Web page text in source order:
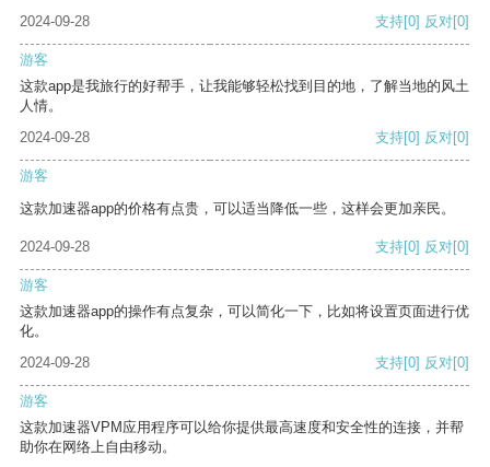
2024-09-28
支持[0] 反对[0]
游客
这款app是我旅行的好帮手，让我能够轻松找到目的地，了解当地的风土
人情。
2024-09-28
支持[0] 反对[0]
游客
这款加速器app的价格有点贵，可以适当降低一些，这样会更加亲民。
2024-09-28 支持[0] 反对[0]
游客
这款加速器app的操作有点复杂，可以简化一下，比如将设置页面进行优
化。
2024-09-28
支持[0] 反对[0]
游客
这款加速器VPM应用程序可以给你提供最高速度和安全性的连接，并帮
助你在网络上自由移动。